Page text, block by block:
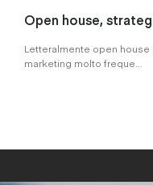
Open house,
Letteralmente open house
marketing molto freque...